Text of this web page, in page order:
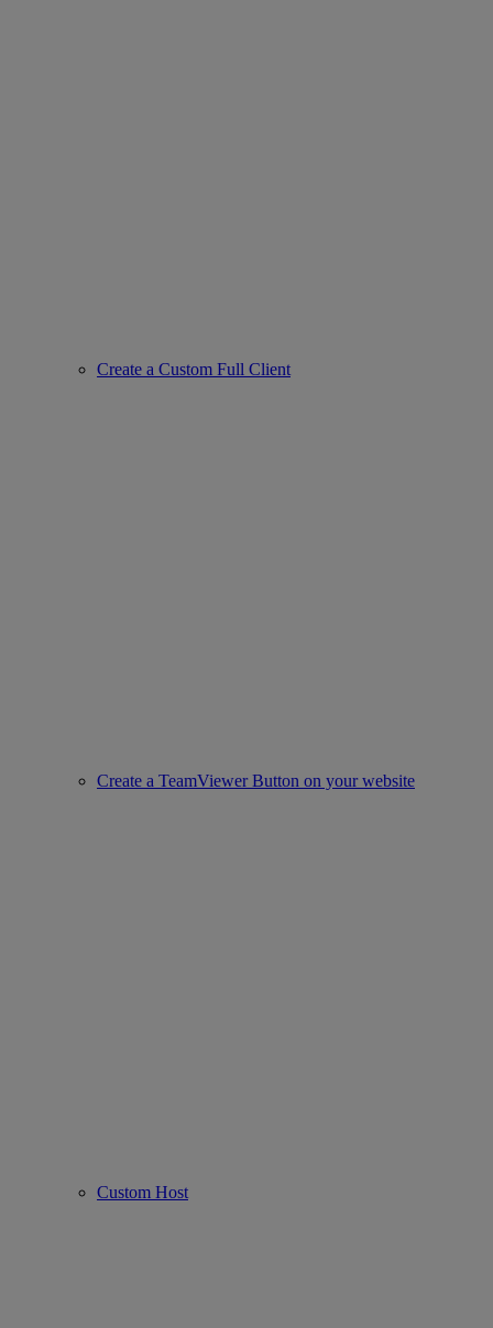
Create a Custom Full Client
Create a TeamViewer Button on your website
Custom Host